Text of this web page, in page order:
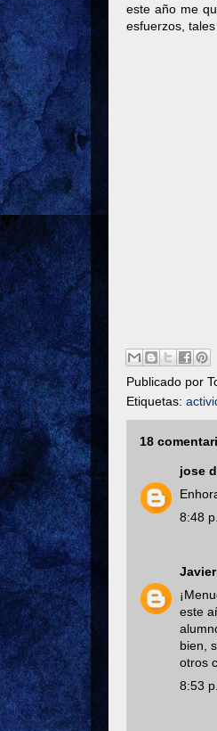
este año me
esfuerzos,
Publicado por
Etiquetas:
18
jose
8:48
Javier
este
bien,
otros
8:53